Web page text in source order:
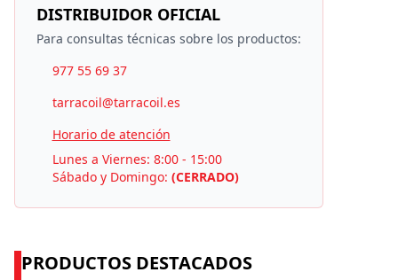
DISTRIBUIDOR OFICIAL
Para consultas técnicas sobre los productos:
977 55 69 37
tarracoil@tarracoil.es
Horario de atención
Lunes a Viernes: 8:00 - 15:00
Sábado y Domingo: (CERRADO)
PRODUCTOS DESTACADOS